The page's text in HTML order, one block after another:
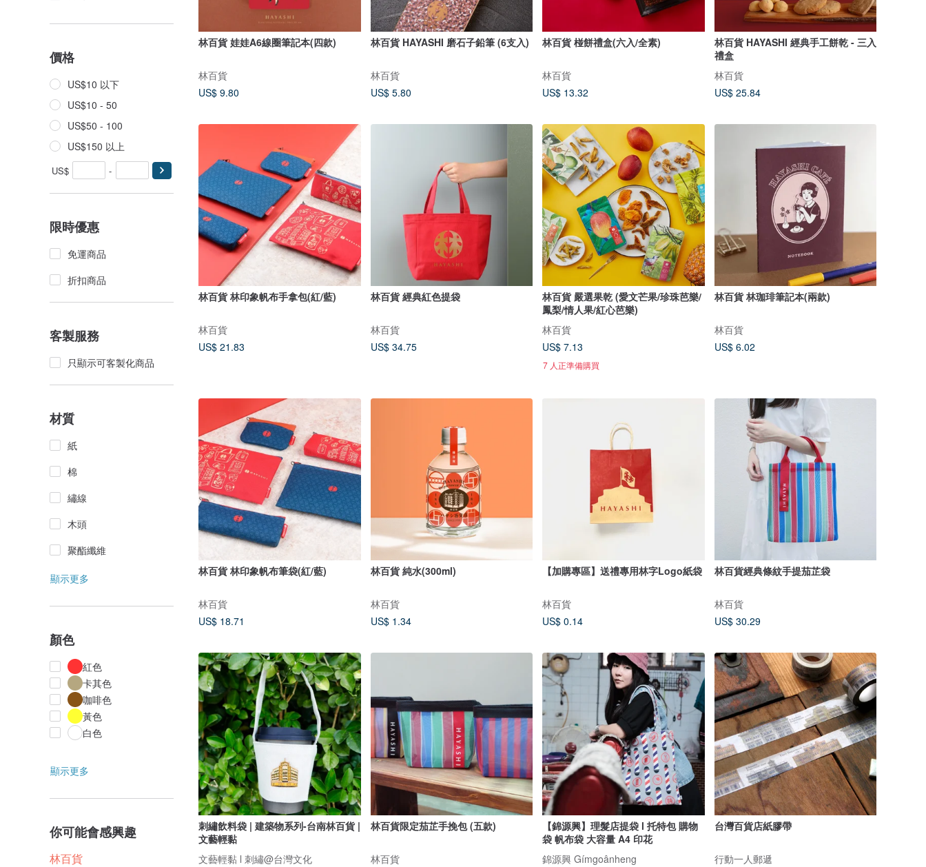
價格
US$10 以下
US$10 - 50
US$50 - 100
US$150 以上
US$ -
限時優惠
免運商品
折扣商品
客製服務
只顯示可客製化商品
材質
紙
棉
繡線
木頭
聚酯纖維
顯示更多
顏色
紅色
卡其色
咖啡色
黃色
白色
顯示更多
你可能會感興趣
林百貨
林百貨 娃娃A6線圈筆記本(四款)
林百貨
US$ 9.80
林百貨 HAYASHI 磨石子鉛筆 (6支入)
林百貨
US$ 5.80
林百貨 椪餅禮盒(六入/全素)
林百貨
US$ 13.32
林百貨 HAYASHI 經典手工餅乾 - 三入
禮盒
林百貨
US$ 25.84
林百貨 林印象帆布手拿包(紅/藍)
林百貨
US$ 21.83
林百貨 經典紅色提袋
林百貨
US$ 34.75
林百貨 嚴選果乾 (愛文芒果/珍珠芭樂/
鳳梨/情人果/紅心芭樂)
林百貨
US$ 7.13
7 人正準備購買
林百貨 林珈琲筆記本(兩款)
林百貨
US$ 6.02
林百貨 林印象帆布筆袋(紅/藍)
林百貨
US$ 18.71
林百貨 純水(300ml)
林百貨
US$ 1.34
【加購專區】送禮專用林字Logo紙袋
林百貨
US$ 0.14
林百貨經典條紋手提茄芷袋
林百貨
US$ 30.29
刺繡飲料袋 | 建築物系列-台南林百貨 |
文藝輕黏
文藝輕黏 l 刺繡@台灣文化
林百貨限定茄芷手挽包 (五款)
林百貨
【錦源興】理髮店提袋 l 托特包 購物
袋 帆布袋 大容量 A4 印花
錦源興 Gímgoânheng
台灣百貨店紙膠帶
行動一人郵遞